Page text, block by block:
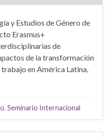
y Estudios de Género de
Erasmus+
de
de la transformación
en América Latina,
, Seminario Internacional